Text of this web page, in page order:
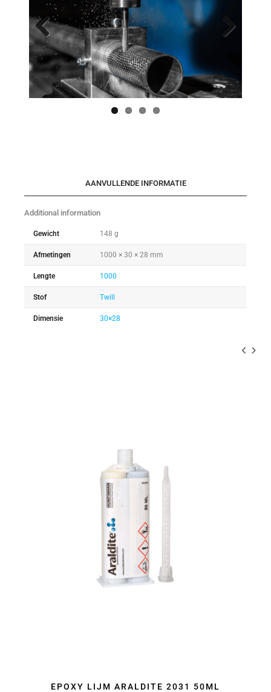
Previo
us
AANVULLENDE INFORMATIE
Additional information
Gewicht 148 g
Afmetingen 1000 × 30 × 28 mm
Lengte 1000
Stof Twill
Dimensie 30×28
EPOXY LIJM ARALDITE 2031 50ML